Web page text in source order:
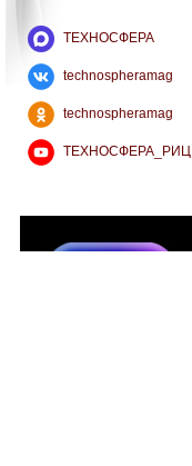
ТЕХНОСФЕРА
technospheramag
technospheramag
ТЕХНОСФЕРА_РИЦ